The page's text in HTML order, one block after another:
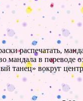
распечатать,
в переводе
танец» вокруг